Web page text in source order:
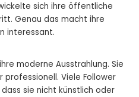
sich ihre öffentliche
Genau das macht ihre
interessant.
moderne Ausstrahlung. Sie
Viele Follower
sie nicht künstlich oder